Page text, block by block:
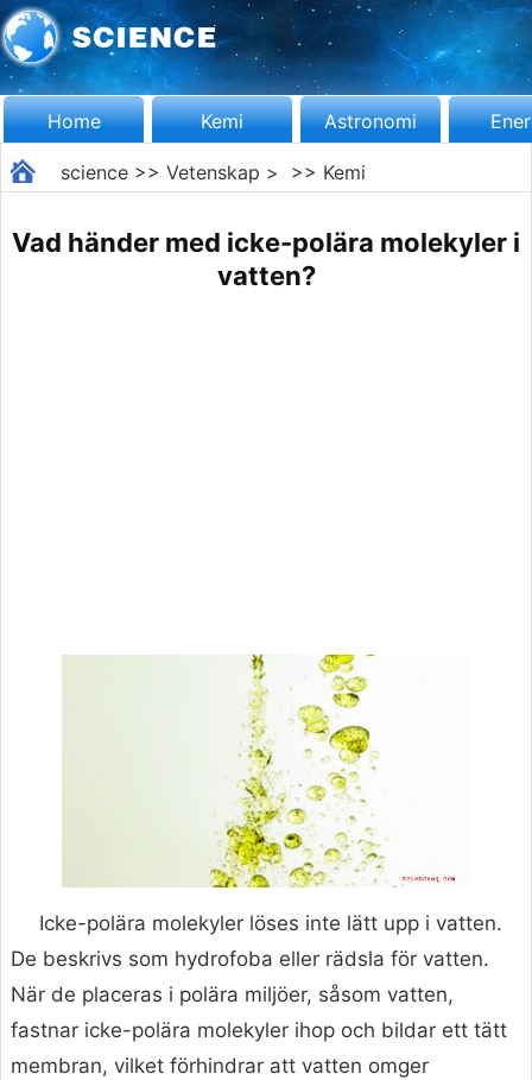
Home Kemi Astronomi
science>> Vetenskap > >> Kemi
Vad händer med icke-polära molekyler i
vatten?
Icke-polära molekyler löses inte lätt upp i vatten.
De beskrivs som hydrofoba eller rädsla för vatten.
När de placeras i polära miljöer, såsom vatten,
fastnar icke-polära molekyler ihop och bildar ett tätt
membran, vilket förhindrar att vatten omger